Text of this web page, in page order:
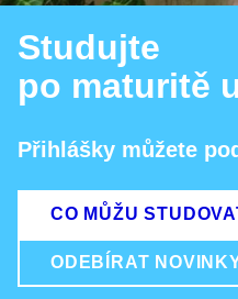
Studujte
po maturitě
Přihlášky můžete
CO MŮŽU
ODEBÍRAT